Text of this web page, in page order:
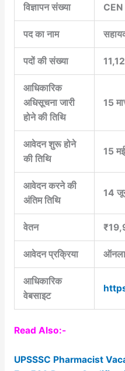
विज्ञापन संख्या
पद का नाम
पदों की संख्या
आधिकारिक
अधिसूचना जारी
होने की तिथि
15
आवेदन शुरू होने
की तिथि
15
आवेदन करने की
अंतिम तिथि
14
वेतन
आवेदन प्रक्रिया
आधिकारिक
वेबसाइट
Read Also:-
UPSSSC Pharmacist